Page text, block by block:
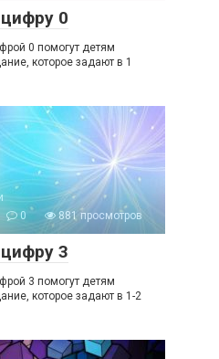
0
0 помогут детям
которое задают в 1
0
881 просмотров
3
3 помогут детям
которое задают в 1-2